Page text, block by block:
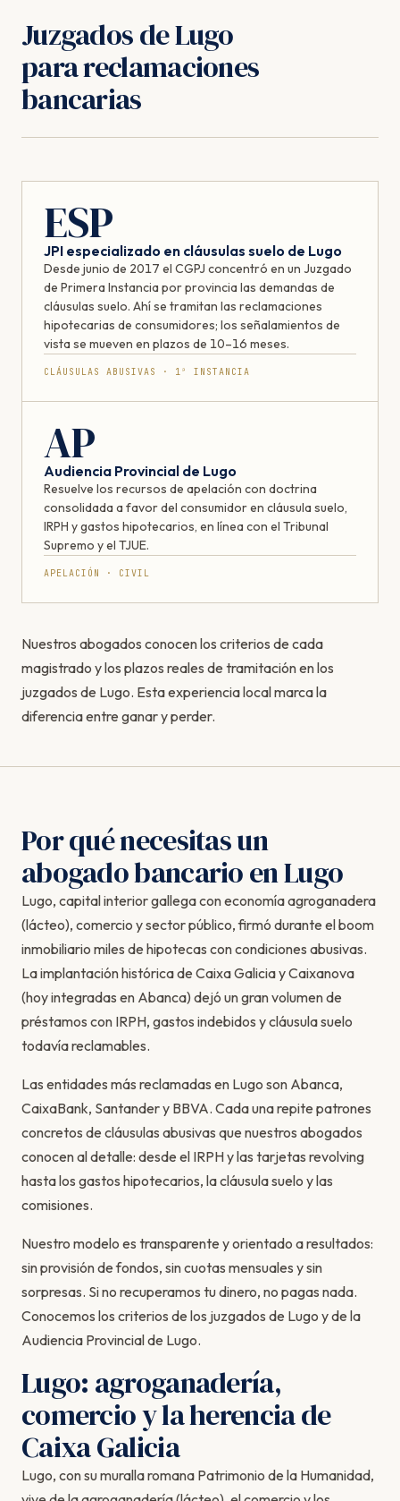
Juzgados de Lugo
para reclamaciones
bancarias
ESP
JPI especializado en cláusulas suelo de Lugo
Desde junio de 2017 el CGPJ concentró en un Juzgado
de Primera Instancia por provincia las demandas de
cláusulas suelo. Ahí se tramitan las reclamaciones
hipotecarias de consumidores; los señalamientos de
vista se mueven en plazos de 10–16 meses.
CLÁUSULAS ABUSIVAS · 1ª INSTANCIA
AP
Audiencia Provincial de Lugo
Resuelve los recursos de apelación con doctrina
consolidada a favor del consumidor en cláusula suelo,
IRPH y gastos hipotecarios, en línea con el Tribunal
Supremo y el TJUE.
APELACIÓN · CIVIL
Nuestros abogados conocen los criterios de cada
magistrado y los plazos reales de tramitación en los
juzgados de Lugo. Esta experiencia local marca la
diferencia entre ganar y perder.
Por qué necesitas un
abogado bancario en Lugo
Lugo, capital interior gallega con economía agroganadera
(lácteo), comercio y sector público, firmó durante el boom
inmobiliario miles de hipotecas con condiciones abusivas.
La implantación histórica de Caixa Galicia y Caixanova
(hoy integradas en Abanca) dejó un gran volumen de
préstamos con IRPH, gastos indebidos y cláusula suelo
todavía reclamables.
Las entidades más reclamadas en Lugo son Abanca,
CaixaBank, Santander y BBVA. Cada una repite patrones
concretos de cláusulas abusivas que nuestros abogados
conocen al detalle: desde el IRPH y las tarjetas revolving
hasta los gastos hipotecarios, la cláusula suelo y las
comisiones.
Nuestro modelo es transparente y orientado a resultados:
sin provisión de fondos, sin cuotas mensuales y sin
sorpresas. Si no recuperamos tu dinero, no pagas nada.
Conocemos los criterios de los juzgados de Lugo y de la
Audiencia Provincial de Lugo.
Lugo: agroganadería,
comercio y la herencia de
Caixa Galicia
Lugo, con su muralla romana Patrimonio de la Humanidad,